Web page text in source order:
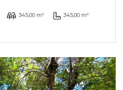
345,00 m²
345,00 m²